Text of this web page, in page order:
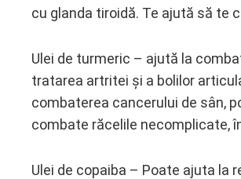
cu glanda tiroidă. Te ajută să te
Ulei de turmeric – ajută la
tratarea artritei și a bolilor
combaterea cancerului de sân,
combate răcelile necomplicate,
Ulei de copaiba – Poate ajuta la